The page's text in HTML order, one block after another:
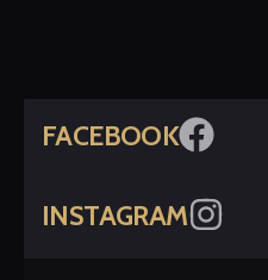
FACEBOOK
INSTAGRAM